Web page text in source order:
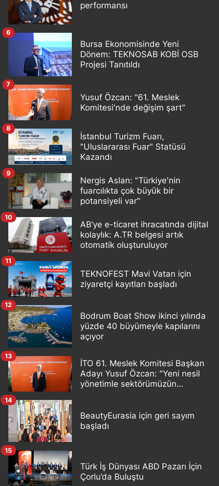
performansı
Bursa Ekonomisinde Yeni
Dönem: TEKNOSAB KOBİ OSB
Projesi Tanıtıldı
6
Yusuf Özcan: "61. Meslek
Komitesi'nde değişim şart"
7
İstanbul Turizm Fuarı,
"Uluslararası Fuar" Statüsü
Kazandı
8
Nergis Aslan: "Türkiye'nin
fuarcılıkta çok büyük bir
potansiyeli var"
9
AB’ye e-ticaret ihracatında dijital
kolaylık: A.TR belgesi artık
otomatik oluşturuluyor
10
TEKNOFEST Mavi Vatan için
ziyaretçi kayıtları başladı
11
Bodrum Boat Show ikinci yılında
yüzde 40 büyümeyle kapılarını
açıyor
12
İTO 61. Meslek Komitesi Başkan
Adayı Yusuf Özcan: "Yeni nesil
yönetimle sektörümüzün
13
BeautyEurasia için geri sayım
başladı
14
Türk İş Dünyası ABD Pazarı İçin
Çorlu’da Buluştu
15